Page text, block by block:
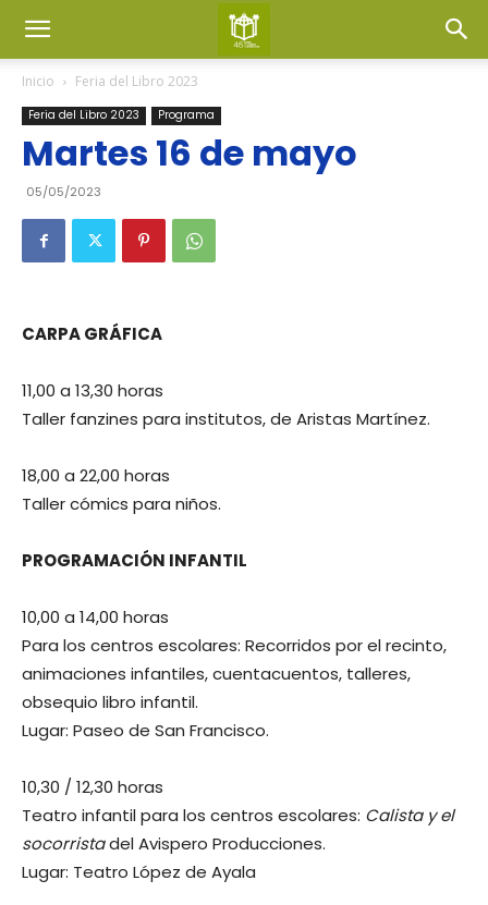
Inicio Feria del Libro 2023
Feria del Libro 2023 Programa
Martes 16 de mayo
05/05/2023
CARPA GRÁFICA
11,00 a 13,30 horas
Taller fanzines para institutos, de Aristas Martínez.
18,00 a 22,00 horas
Taller cómics para niños.
PROGRAMACIÓN INFANTIL
10,00 a 14,00 horas
Para los centros escolares: Recorridos por el recinto,
animaciones infantiles, cuentacuentos, talleres,
obsequio libro infantil.
Lugar: Paseo de San Francisco.
10,30 / 12,30 horas
Teatro infantil para los centros escolares: Calista y el
socorristadel Avispero Producciones.
Lugar: Teatro López de Ayala